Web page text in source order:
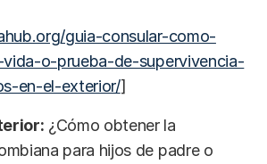
guia-consular-como-
o-prueba-de-supervivencia-
en-el-exterior/]
¿Cómo obtener la
para hijos de padre o